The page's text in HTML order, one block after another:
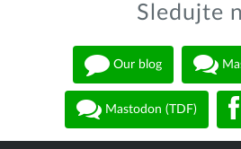
Sledujte
Our blog
Mastodon (TDF)